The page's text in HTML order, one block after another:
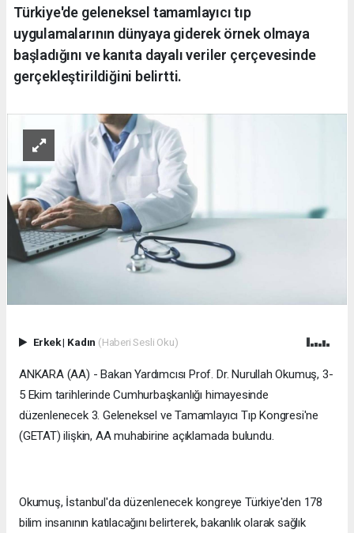
Türkiye'de geleneksel tamamlayıcı tıp
uygulamalarının dünyaya giderek örnek olmaya
başladığını ve kanıta dayalı veriler çerçevesinde
gerçekleştirildiğini belirtti.
Erkek| Kadın (Haberi Sesli Oku)
ANKARA (AA) - Bakan Yardımcısı Prof. Dr. Nurullah Okumuş, 3-
5 Ekim tarihlerinde Cumhurbaşkanlığı himayesinde
düzenlenecek 3. Geleneksel ve Tamamlayıcı Tıp Kongresi'ne
(GETAT) ilişkin, AA muhabirine açıklamada bulundu.
Okumuş, İstanbul'da düzenlenecek kongreye Türkiye'den 178
bilim insanının katılacağını belirterek, bakanlık olarak sağlık